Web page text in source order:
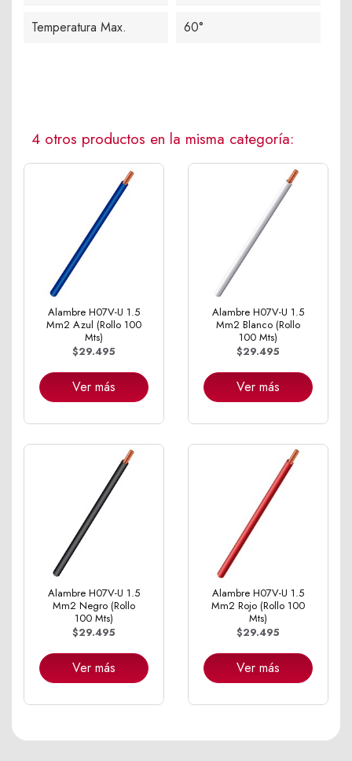
Temperatura Max. 60°
4 otros productos en la misma categoría:
Alambre H07V-U 1.5
Mm2 Azul (Rollo 100
Mts)
$29.495
Ver más
Alambre H07V-U 1.5
Mm2 Blanco (Rollo
100 Mts)
$29.495
Ver más
Alambre H07V-U 1.5
Mm2 Negro (Rollo
100 Mts)
$29.495
Ver más
Alambre H07V-U 1.5
Mm2 Rojo (Rollo 100
Mts)
$29.495
Ver más